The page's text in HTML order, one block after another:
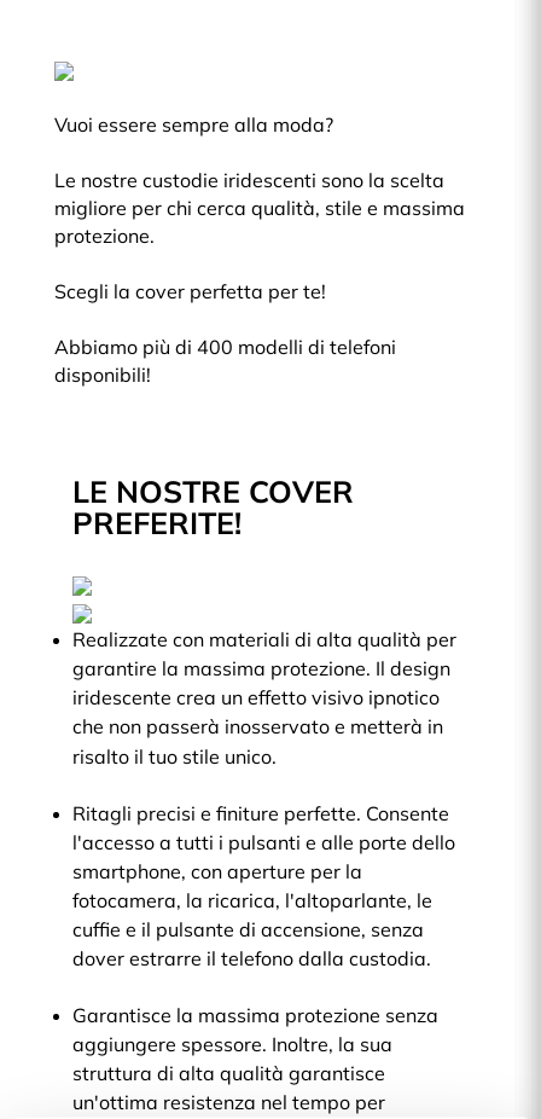
Vuoi essere sempre alla moda?
Le nostre custodie iridescenti sono la scelta
migliore per chi cerca qualità, stile e massima
protezione.
Scegli la cover perfetta per te!
Abbiamo più di 400 modelli di telefoni
disponibili!
LE NOSTRE COVER
PREFERITE!
Realizzate con materiali di alta qualità per
garantire la massima protezione. Il design
iridescente crea un effetto visivo ipnotico
che non passerà inosservato e metterà in
risalto il tuo stile unico.
Ritagli precisi e finiture perfette. Consente
l'accesso a tutti i pulsanti e alle porte dello
smartphone, con aperture per la
fotocamera, la ricarica, l'altoparlante, le
cuffie e il pulsante di accensione, senza
dover estrarre il telefono dalla custodia.
Garantisce la massima protezione senza
aggiungere spessore. Inoltre, la sua
struttura di alta qualità garantisce
un'ottima resistenza nel tempo per